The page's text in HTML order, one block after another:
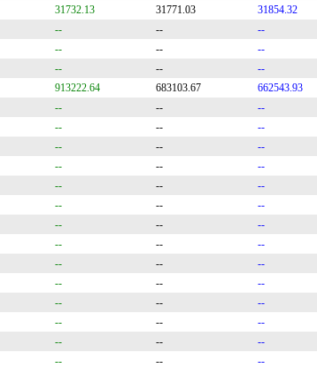
31732.13 31771.03 31854.32
-- -- --
-- -- --
-- -- --
913222.64 683103.67 662543.93
-- -- --
-- -- --
-- -- --
-- -- --
-- -- --
-- -- --
-- -- --
-- -- --
-- -- --
-- -- --
-- -- --
-- -- --
-- -- --
-- -- --